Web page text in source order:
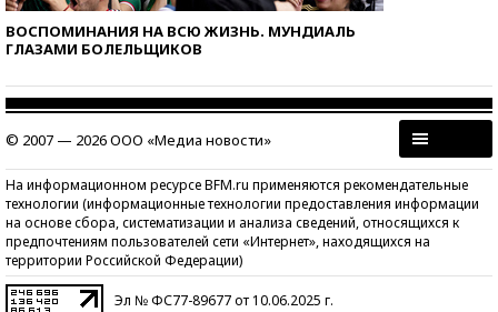
ВОСПОМИНАНИЯ НА ВСЮ ЖИЗНЬ. МУНДИАЛЬ
ГЛАЗАМИ БОЛЕЛЬЩИКОВ
© 2007 — 2026 ООО «Медиа новости»
На информационном ресурсе BFM.ru применяются рекомендательные
технологии (информационные технологии предоставления информации
на основе сбора, систематизации и анализа сведений, относящихся к
предпочтениям пользователей сети «Интернет», находящихся на
территории Российской Федерации)
Эл № ФС77-89677 от 10.06.2025 г.